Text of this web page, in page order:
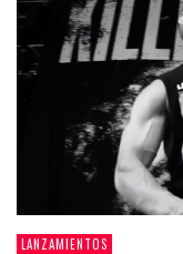
LANZAMIENTOS